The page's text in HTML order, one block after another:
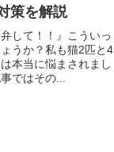
策を解説
して！！』こういっ
うか？私も猫2匹と4
本当に悩まされまし
ではその...